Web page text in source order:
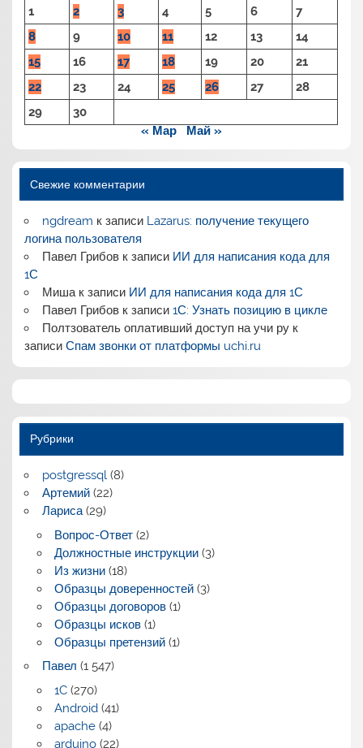
1 2 3 4 5 6
7
8
9 10 11 12 13
14
15
16 17 18 19 20
21
22
23 24 25 26 27
28
29
30
« Мар
Май »
Свежие комментарии
ngdream к записи Lazarus: получение текущего
логина пользователя
Павел Грибовк записи ИИ для написания кода для
1С
Мишак записи ИИ для написания кода для 1С
Павел Грибовк записи 1С: Узнать позицию в цикле
Полтзователь оплативший доступ на учи рук
записиСпам звонки от платформы uchi.ru
Рубрики
postgressql(8)
Артемий(22)
Лариса(29)
Вопрос-Ответ(2)
Должностные инструкции(3)
Из жизни(18)
Образцы доверенностей(3)
Образцы договоров(1)
Образцы исков(1)
Образцы претензий(1)
Павел (1 547)
1C(270)
Android(41)
apache(4)
arduino(22)